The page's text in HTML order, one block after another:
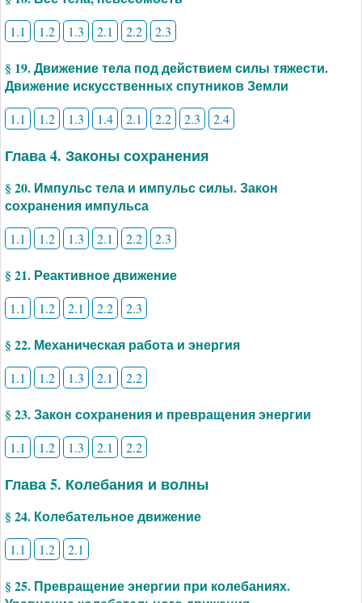
1.1 1.2 1.3 2.1 2.2 2.3
§ 19. Движение тела под действием силы тяжести.
Движение искусственных спутников Земли
1.1 1.2 1.3 1.4 2.1 2.2 2.3 2.4
Глава 4. Законы сохранения
§ 20. Импульс тела и импульс силы. Закон
сохранения импульса
1.1 1.2 1.3 2.1 2.2 2.3
§ 21. Реактивное движение
1.1 1.2 2.1 2.2 2.3
§ 22. Механическая работа и энергия
1.1 1.2 1.3 2.1 2.2
§ 23. Закон сохранения и превращения энергии
1.1 1.2 1.3 2.1 2.2
Глава 5. Колебания и волны
§ 24. Колебательное движение
1.1 1.2 2.1
§ 25. Превращение энергии при колебаниях.